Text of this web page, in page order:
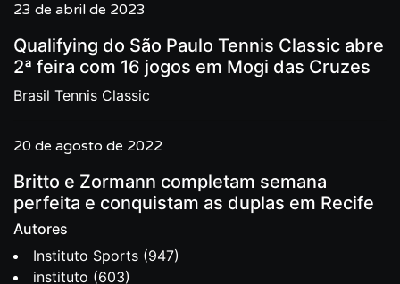
23 de abril de 2023
Qualifying do São Paulo Tennis Classic abre
2ª feira com 16 jogos em Mogi das Cruzes
Brasil Tennis Classic
20 de agosto de 2022
Britto e Zormann completam semana
perfeita e conquistam as duplas em Recife
Autores
Instituto Sports (947)
instituto (603)